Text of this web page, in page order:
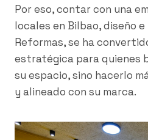
Por eso, contar con una
locales en Bilbao, diseño
Reformas, se ha
estratégica para quienes
su espacio, sino hacerlo
y alineado con su marca.